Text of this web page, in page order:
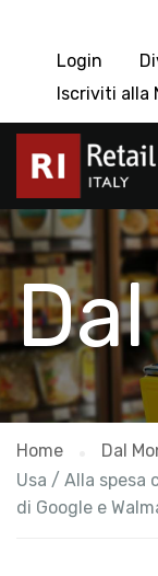
Login
Iscriviti alla
Home
Dal
Usa / Alla spesa
di Google e